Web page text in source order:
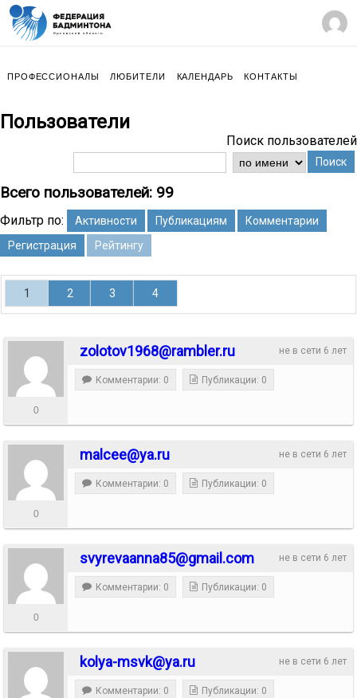
ПРОФЕССИОНАЛЫ ЛЮБИТЕЛИ КАЛЕНДАРЬ КОНТАКТЫ
Пользователи
Поиск пользователей
Поиск
Всего пользователей: 99
Фильтр по: Активности Публикациям
Комментарии
Регистрация
Рейтингу
1 2 3 4
не в сети 6 лет
zolotov1968@rambler.ru
0
Комментарии: 0 Публикации: 0
не в сети 6 лет
malcee@ya.ru
0
Комментарии: 0 Публикации: 0
не в сети 6 лет
svyrevaanna85@gmail.com
0
Комментарии: 0 Публикации: 0
не в сети 6 лет
kolya-msvk@ya.ru
Комментарии: 0 Публикации: 0